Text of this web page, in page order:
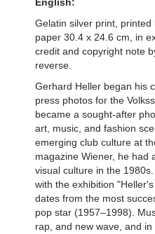
Gelatin silver print,
paper 30.4 x 24.6 cm, in
credit and copyright note
reverse.
Gerhard Heller began his
press photos for the
became a sought-after
art, music, and fashion
emerging club culture at
magazine Wiener, he had
visual culture in the
with the exhibition
dates from the most
pop star (1957–1998).
rap, and new wave, and